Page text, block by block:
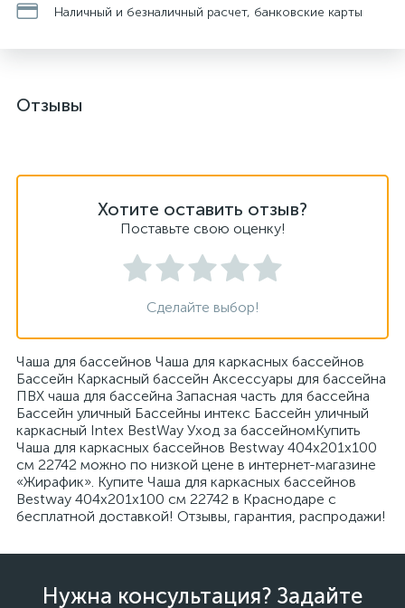
Наличный и безналичный расчет, банковские карты
Отзывы
Хотите оставить отзыв?
Поставьте свою оценку!
Сделайте выбор!
Чаша для бассейнов Чаша для каркасных бассейнов
Бассейн Каркасный бассейн Аксессуары для бассейна
ПВХ чаша для бассейна Запасная часть для бассейна
Бассейн уличный Бассейны интекс Бассейн уличный
каркасный Intex BestWay Уход за бассейномКупить
Чаша для каркасных бассейнов Bestway 404х201х100
см 22742 можно по низкой цене в интернет-магазине
«Жирафик». Купите Чаша для каркасных бассейнов
Bestway 404х201х100 см 22742 в Краснодаре с
бесплатной доставкой! Отзывы, гарантия, распродажи!
Нужна консультация? Задайте